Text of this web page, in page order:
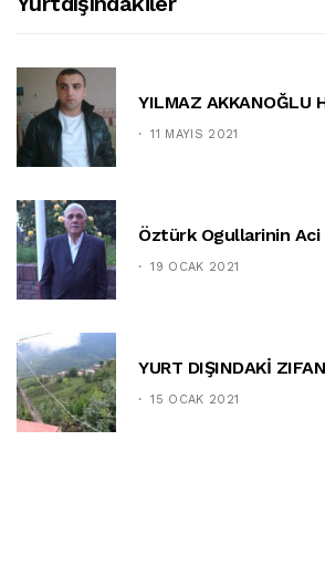
YILMAZ AKKANOĞLU
11 MAYIS 2021
Öztürk Ogullarinin Aci
19 OCAK 2021
YURT DIŞINDAKİ
15 OCAK 2021